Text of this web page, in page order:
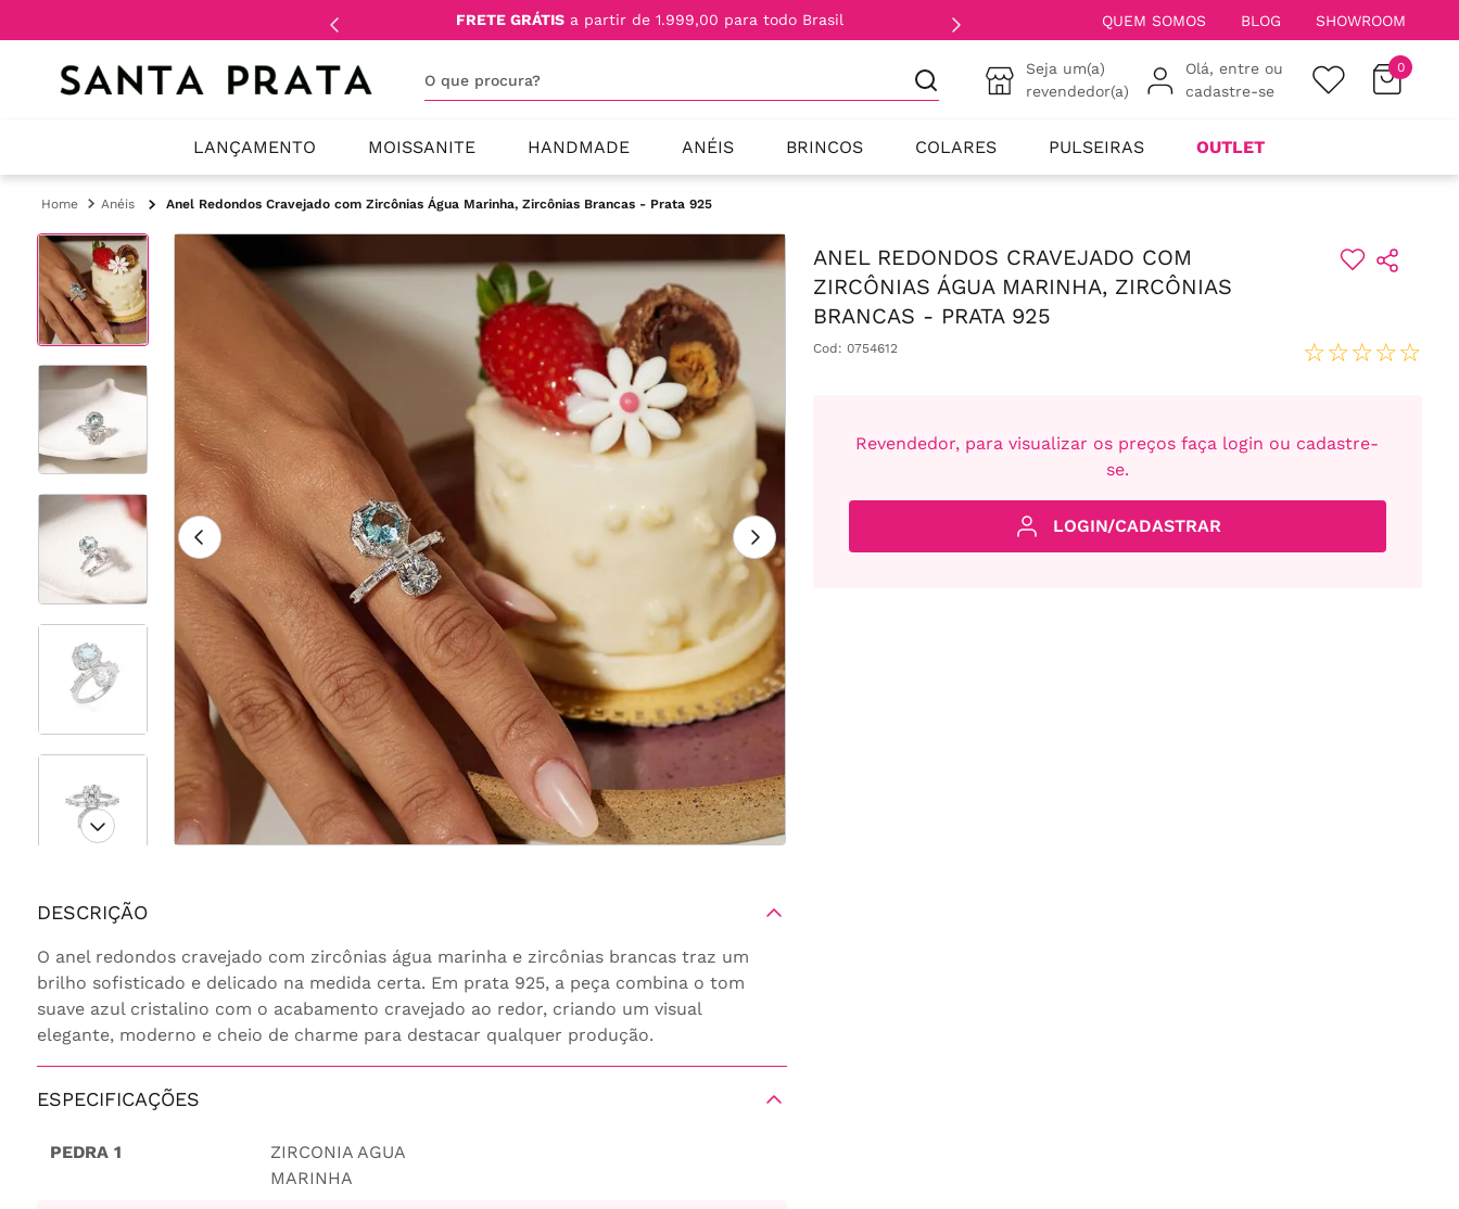
FRETE GRÁTIS a partir de 1.999,00 para todo Brasil QUEM SOMOS BLOG SHOWROOM
Seja um(a)
revendedor(a)
Olá, entre ou
cadastre-se
0
LANÇAMENTO MOISSANITE HANDMADE ANÉIS BRINCOS COLARES PULSEIRAS OUTLET
Anéis Anel Redondos Cravejado com Zircônias Água Marinha, Zircônias Brancas - Prata 925
DESCRIÇÃO
O anel redondos cravejado com zircônias água marinha e zircônias brancas traz um
brilho sofisticado e delicado na medida certa. Em prata 925, a peça combina o tom
suave azul cristalino com o acabamento cravejado ao redor, criando um visual
elegante, moderno e cheio de charme para destacar qualquer produção.
ESPECIFICAÇÕES
PEDRA 1
ZIRCONIA AGUA
MARINHA
ANEL REDONDOS CRAVEJADO COM
ZIRCÔNIAS ÁGUA MARINHA, ZIRCÔNIAS
BRANCAS - PRATA 925
Cod: 0754612 ☆☆☆☆☆
Revendedor, para visualizar os preços faça login ou cadastre-
se.
LOGIN/CADASTRAR